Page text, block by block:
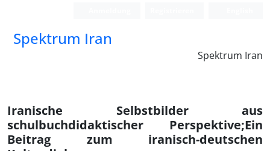
Spektrum Iran
Spektrum Iran
Iranische Selbstbilder aus
schulbuchdidaktischer Perspektive;Ein
Beitrag zum iranisch-deutschen